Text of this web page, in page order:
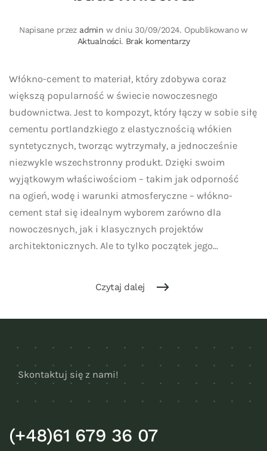
Napisane przez admin w dniu 30/09/2024. Opublikowano w
Aktualności. Brak komentarzydo
nowoczesnego
budownictwa.
Włókno-cement to materiał, który zdobywa coraz
większą popularność w świecie nowoczesnego
budownictwa. Jest to kompozyt, który łączy w sobie siłę
cementu portlandzkiego z elastycznością włókien
syntetycznych, tworząc wytrzymały, a jednocześnie
niezwykle wszechstronny produkt. Dzięki swoim
wyjątkowym właściwościom – takim jak odporność
na ogień, wodę i warunki atmosferyczne – włókno-
cement stał się idealnym wyborem zarówno dla
nowoczesnych, jak i klasycznych projektów
architektonicznych. Ale to tylko początek jego...
Czytaj dalej
Skontaktuj się z nami!
(+48)61 679 36 07